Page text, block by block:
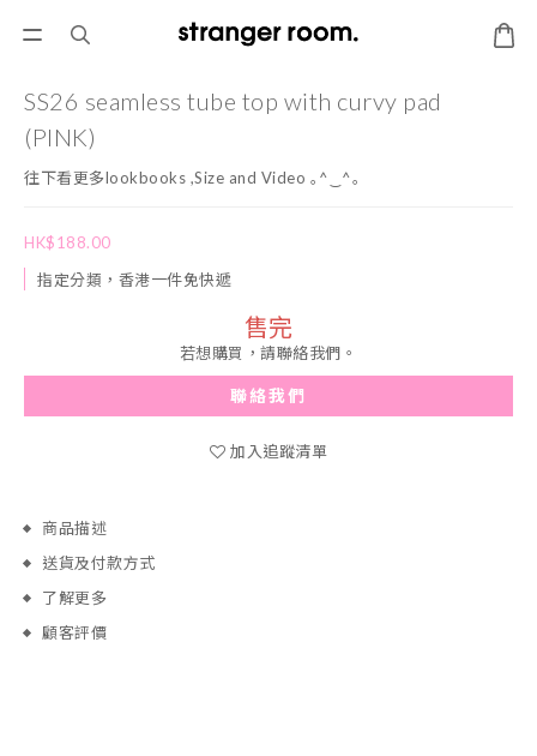
SS26 seamless tube top with curvy pad
(PINK)
往下看更多lookbooks ,Size and Video ｡^‿^｡
HK$188.00
指定分類，香港一件免快遞
售完
若想購買，請聯絡我們。
聯絡我們
加入追蹤清單
商品描述
送貨及付款方式
了解更多
顧客評價